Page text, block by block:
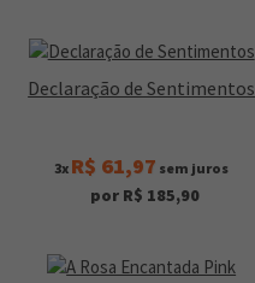
Declaração de Sentimentos
3x R$ 61,97 sem juros
por R$ 185,90